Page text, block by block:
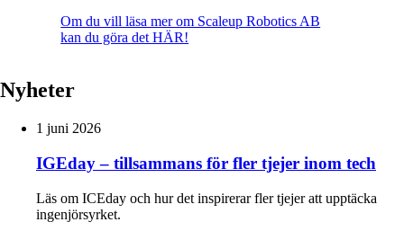
Om du vill läsa mer om Scaleup Robotics AB
kan du göra det HÄR!
Nyheter
1 juni 2026
IGEday – tillsammans för fler tjejer inom tech
Läs om ICEday och hur det inspirerar fler tjejer att upptäcka
ingenjörsyrket.